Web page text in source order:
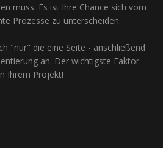
muss. Es ist Ihre Chance sich vom
Prozesse zu unterscheiden.
"nur" die eine Seite - anschließend
an. Der wichtigste Faktor
Ihrem Projekt!